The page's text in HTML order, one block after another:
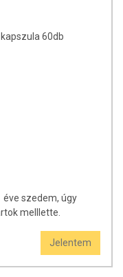
kedvező élettani
eltérő lehet, jelölésük,
vagy gyógyító
60db
éve szedem, úgy
melllette.
Jelentem